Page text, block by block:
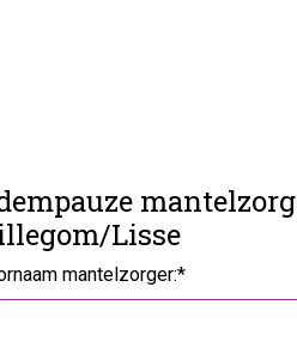
mantelzorg
Lisse
mantelzorger: